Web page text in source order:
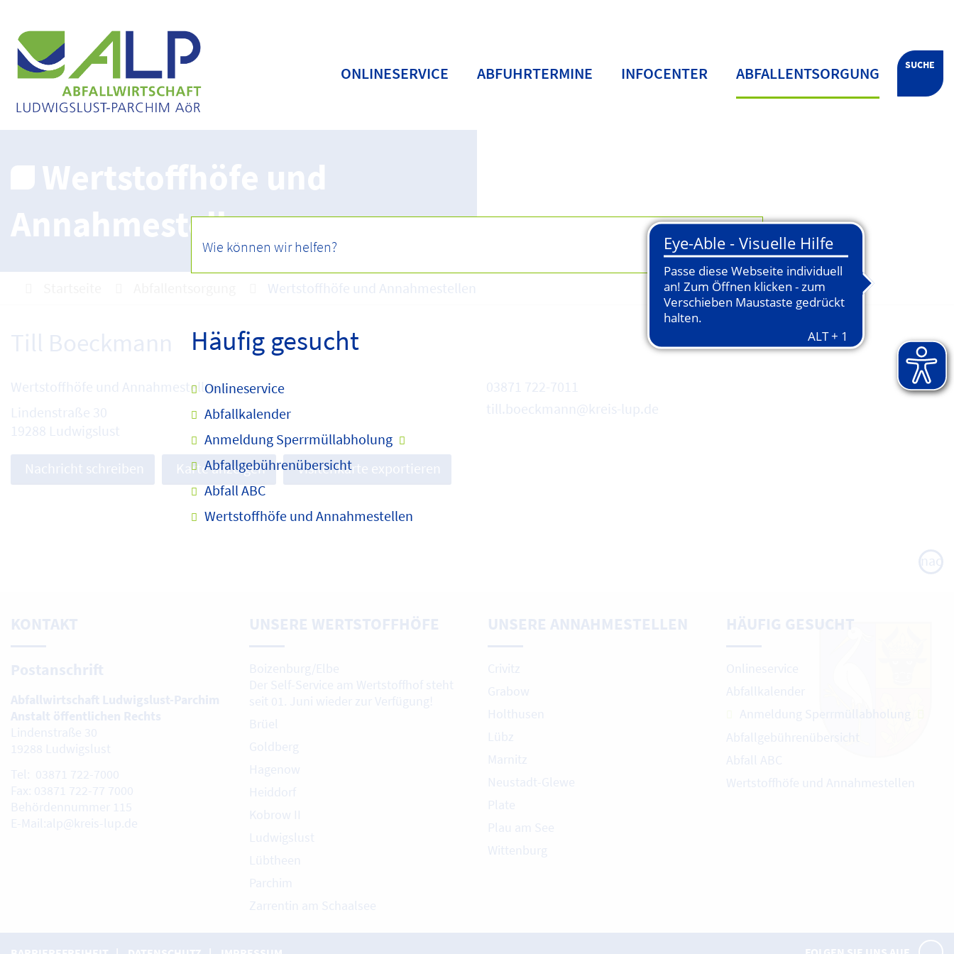
Häufig gesucht
Onlineservice
Abfallkalender
Anmeldung Sperrmüllabholung
Abfallgebührenübersicht
Abfall ABC
Wertstoffhöfe und Annahmestellen
SUCHE
ONLINESERVICE ABFUHRTERMINE INFOCENTER ABFALLENTSORGUNG
Wertstoffhöfe und
Annahmestellen
Wertstoffhöfe und Annahmestellen
Till Boeckmann
Wertstoffhöfe und Annahmestellen
Lindenstraße 30
19288 Ludwigslust
03871 722-7011
till.boeckmann@kreis-lup.de
Nachricht schreiben Karte anzeigen Visitenkarte exportieren
nach
oben
KONTAKT
Postanschrift
Abfallwirtschaft Ludwigslust-Parchim
Anstalt öffentlichen Rechts
Lindenstraße 30
19288 Ludwigslust
Tel: 03871 722-7000
Fax: 03871 722-77 7000
Behördennummer 115
E-Mail:alp@kreis-lup.de
UNSERE WERTSTOFFHÖFE
Boizenburg/Elbe
Der Self-Service am Wertstoffhof steht
seit 01. Juni wieder zur Verfügung!
Brüel
Goldberg
Hagenow
Heiddorf
Kobrow II
Ludwigslust
Lübtheen
Parchim
Zarrentin am Schaalsee
UNSERE ANNAHMESTELLEN
Crivitz
Grabow
Holthusen
Lübz
Marnitz
Neustadt-Glewe
Plate
Plau am See
Wittenburg
HÄUFIG GESUCHT
Onlineservice
Abfallkalender
Anmeldung Sperrmüllabholung
Abfallgebührenübersicht
Abfall ABC
Wertstoffhöfe und Annahmestellen